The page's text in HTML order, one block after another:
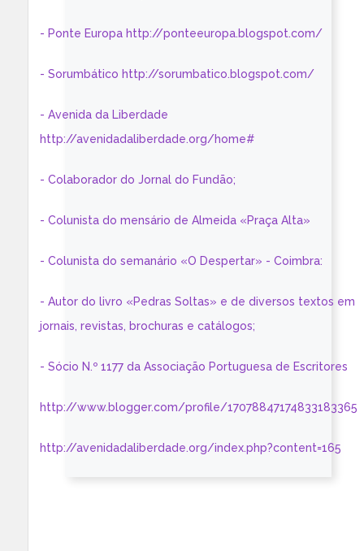
- Ponte Europa http://ponteeuropa.blogspot.com/
- Sorumbático http://sorumbatico.blogspot.com/
- Avenida da Liberdade
http://avenidadaliberdade.org/home#
- Colaborador do Jornal do Fundão;
- Colunista do mensário de Almeida «Praça Alta»
- Colunista do semanário «O Despertar» - Coimbra:
- Autor do livro «Pedras Soltas» e de diversos textos em
jornais, revistas, brochuras e catálogos;
- Sócio N.º 1177 da Associação Portuguesa de Escritores
http://www.blogger.com/profile/17078847174833183365
http://avenidadaliberdade.org/index.php?content=165